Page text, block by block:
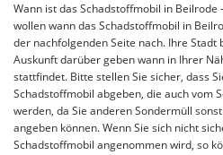
Wann ist das Schadstoffmobil in Beilrode
wollen wann das Schadstoffmobil in
der nachfolgenden Seite nach. Ihre Stadt
Auskunft darüber geben wann in Ihrer
stattfindet. Bitte stellen Sie sicher, dass
Schadstoffmobil abgeben, die auch vom
werden, da Sie anderen Sondermüll
angeben können. Wenn Sie sich nicht
Schadstoffmobil angenommen wird, so